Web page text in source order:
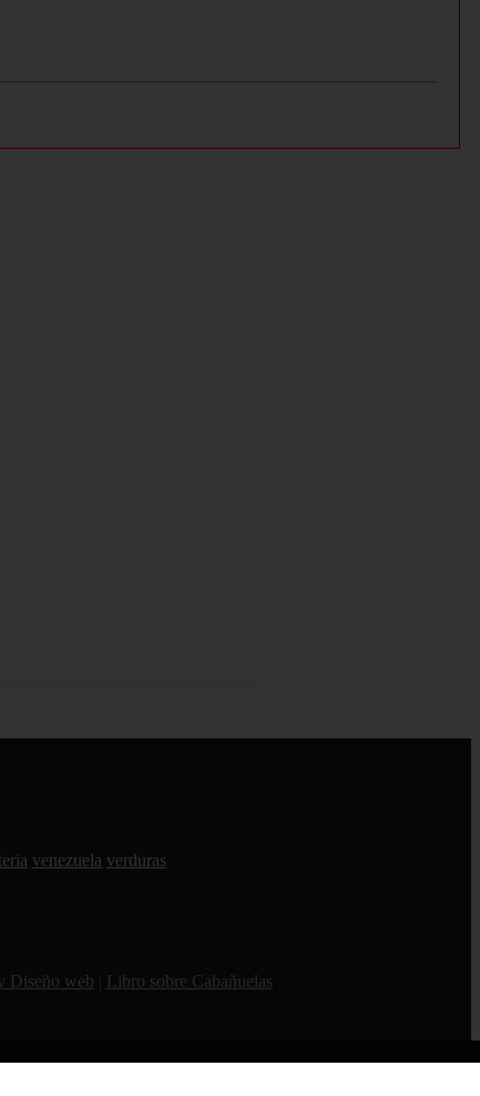
venezuela verduras
Diseño web Libro sobre Cabañuelas